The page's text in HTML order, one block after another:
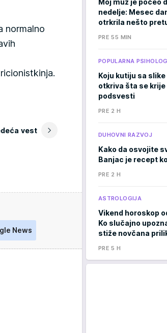
normalno
vest
News
Moj muž je počeo
nedelje: Mesec
otrkrila nešto
PRE 55 MIN
POPULARNA
Koju kutiju sa
otkriva šta se krije
podsvesti
PRE 2 H
DUHOVNI RAZVOJ
Kako da osvojite
Banjac je recept
PRE 2 H
ASTROLOGIJA
Vikend horoskop
Ko slučajno
stiže novčana
PRE 5 H